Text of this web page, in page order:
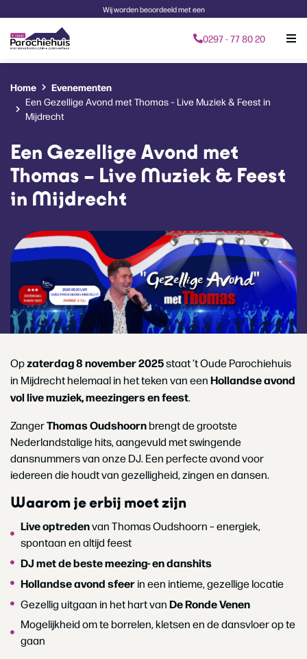
Wij worden beoordeeld met een
0297 - 77 80 20
Home Evenementen
Een Gezellige Avond met Thomas – Live Muziek & Feest in
Mijdrecht
Een Gezellige Avond met
Thomas – Live Muziek & Feest
in Mijdrecht
Opzaterdag 8 november 2025staat ’t Oude Parochiehuis
in Mijdrecht helemaal in het teken van eenHollandse avond
vol live muziek, meezingers en feest.
ZangerThomas Oudshoornbrengt de grootste
Nederlandstalige hits, aangevuld met swingende
dansnummers van onze DJ. Een perfecte avond voor
iedereen die houdt van gezelligheid, zingen en dansen.
Waarom je erbij moet zijn
Live optredenvan Thomas Oudshoorn – energiek,
spontaan en altijd feest
DJ met de beste meezing- en danshits
Hollandse avond sfeerin een intieme, gezellige locatie
Gezellig uitgaan in het hart vanDe Ronde Venen
Mogelijkheid om te borrelen, kletsen en de dansvloer op te
gaan